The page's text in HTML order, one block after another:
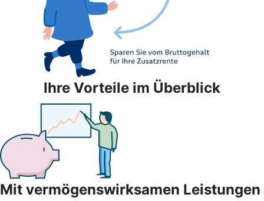
Ihre Vorteile im Überblick
Mit vermögenswirksamen Leistungen